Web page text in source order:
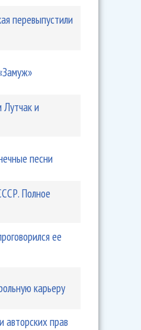
перевыпустили
Лутчак и
песни
Полное
ее
карьеру
авторских прав